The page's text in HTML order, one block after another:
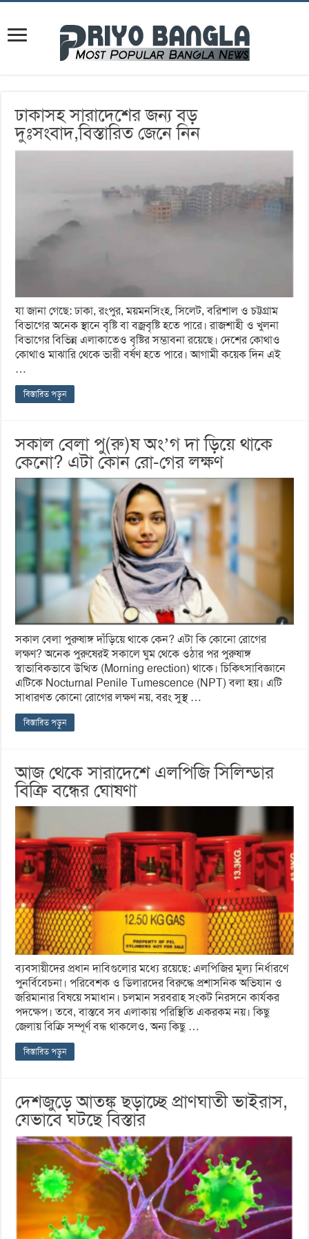
ঢাকাসহ সারাদেশের জন্য বড়
দুঃসংবাদ,বিস্তারিত জেনে নিন
যা জানা গেছে: ঢাকা, রংপুর, ময়মনসিংহ, সিলেট, বরিশাল ও চট্টগ্রাম
বিভাগের অনেক স্থানে বৃষ্টি বা বজ্রবৃষ্টি হতে পারে। রাজশাহী ও খুলনা
বিভাগের বিভিন্ন এলাকাতেও বৃষ্টির সম্ভাবনা রয়েছে। দেশের কোথাও
কোথাও মাঝারি থেকে ভারী বর্ষণ হতে পারে। আগামী কয়েক দিন এই
…
বিস্তারিত পড়ুন
সকাল বেলা পু(রু)ষ অং’গ দা ড়িয়ে থাকে
কেনো? এটা কোন রো-গের লক্ষণ
সকাল বেলা পুরুষাঙ্গ দাঁড়িয়ে থাকে কেন? এটা কি কোনো রোগের
লক্ষণ? অনেক পুরুষেরই সকালে ঘুম থেকে ওঠার পর পুরুষাঙ্গ
স্বাভাবিকভাবে উত্থিত (Morning erection) থাকে। চিকিৎসাবিজ্ঞানে
এটিকে Nocturnal Penile Tumescence (NPT) বলা হয়। এটি
সাধারণত কোনো রোগের লক্ষণ নয়, বরং সুস্থ …
বিস্তারিত পড়ুন
আজ থেকে সারাদেশে এলপিজি সিলিন্ডার
বিক্রি বন্ধের ঘোষণা
ব্যবসায়ীদের প্রধান দাবিগুলোর মধ্যে রয়েছে: এলপিজির মূল্য নির্ধারণে
পুনর্বিবেচনা। পরিবেশক ও ডিলারদের বিরুদ্ধে প্রশাসনিক অভিযান ও
জরিমানার বিষয়ে সমাধান। চলমান সরবরাহ সংকট নিরসনে কার্যকর
পদক্ষেপ। তবে, বাস্তবে সব এলাকায় পরিস্থিতি একরকম নয়। কিছু
জেলায় বিক্রি সম্পূর্ণ বন্ধ থাকলেও, অন্য কিছু …
বিস্তারিত পড়ুন
দেশজুড়ে আতঙ্ক ছড়াচ্ছে প্রাণঘাতী ভাইরাস,
যেভাবে ঘটছে বিস্তার